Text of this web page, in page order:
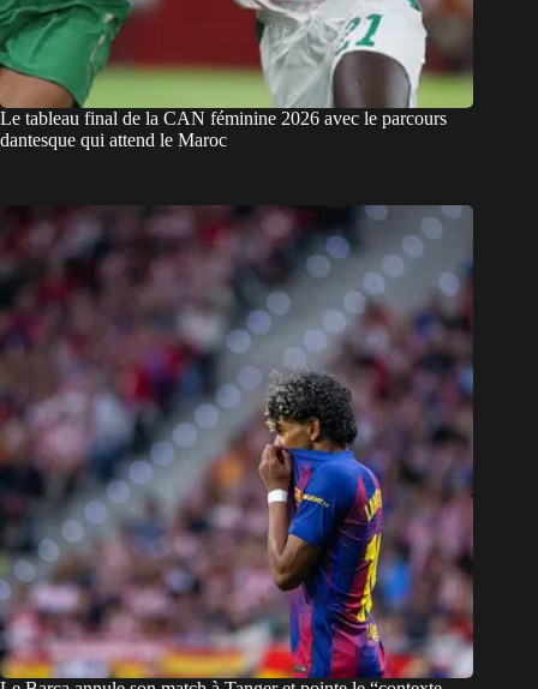
Le tableau final de la CAN féminine 2026 avec le parcours
dantesque qui attend le Maroc